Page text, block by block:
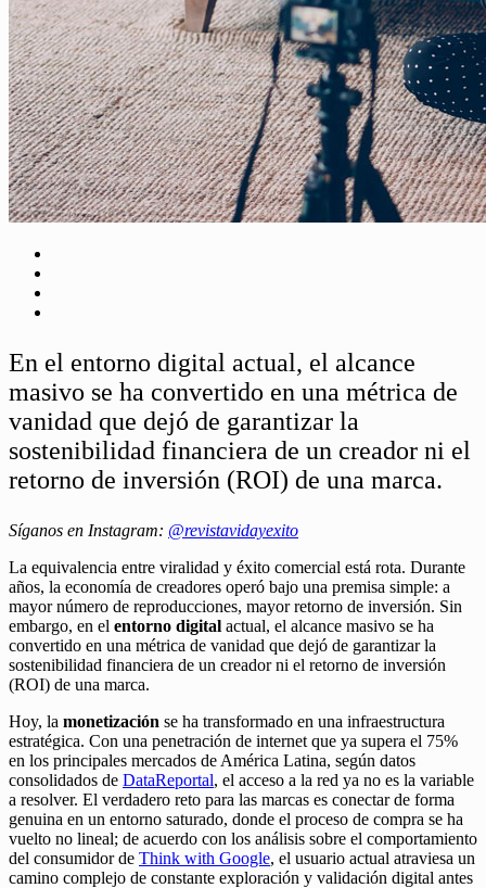
En el entorno digital actual, el alcance
masivo se ha convertido en una métrica de
vanidad que dejó de garantizar la
sostenibilidad financiera de un creador ni el
retorno de inversión (ROI) de una marca.
Síganos en Instagram: @revistavidayexito
La equivalencia entre viralidad y éxito comercial está rota. Durante
años, la economía de creadores operó bajo una premisa simple: a
mayor número de reproducciones, mayor retorno de inversión. Sin
embargo, en el entorno digital actual, el alcance masivo se ha
convertido en una métrica de vanidad que dejó de garantizar la
sostenibilidad financiera de un creador ni el retorno de inversión
(ROI) de una marca.
Hoy, la monetización se ha transformado en una infraestructura
estratégica. Con una penetración de internet que ya supera el 75%
en los principales mercados de América Latina, según datos
consolidados de DataReportal, el acceso a la red ya no es la variable
a resolver. El verdadero reto para las marcas es conectar de forma
genuina en un entorno saturado, donde el proceso de compra se ha
vuelto no lineal; de acuerdo con los análisis sobre el comportamiento
del consumidor de Think with Google, el usuario actual atraviesa un
camino complejo de constante exploración y validación digital antes